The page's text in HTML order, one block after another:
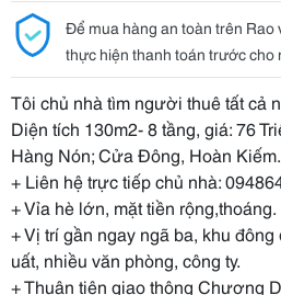
Để mua hàng an toàn trên Rao
thực hiện thanh toán trước cho
Tôi chủ nhà tìm người thuê tất cả
Diện tích 130m2- 8 tầng, giá: 76
Hàng Nón; Cửa Đông, Hoàn Kiếm.
+ Liên hệ trực tiếp chủ nhà:
+ Vỉa hè lớn, mặt tiền rộng,thoáng.
+ Vị trí gần ngay ngã ba, khu
uất, nhiều văn phòng, công ty.
+ Thuận tiện giao thông Chương